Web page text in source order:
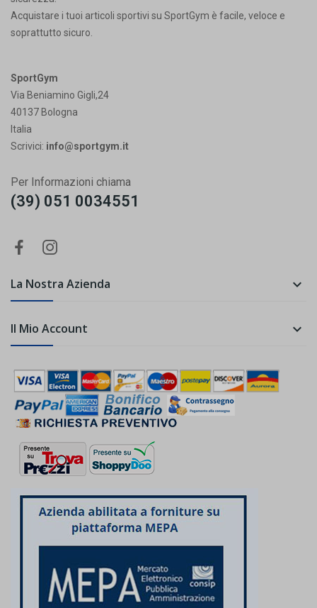
Acquistare i tuoi articoli sportivi su SportGym è facile, veloce e
soprattutto sicuro.
SportGym
Via Beniamino Gigli,24
40137 Bologna
Italia
Scrivici: info@sportgym.it
Per Informazioni chiama
(39) 051 0034551
La Nostra Azienda 
Il Mio Account 